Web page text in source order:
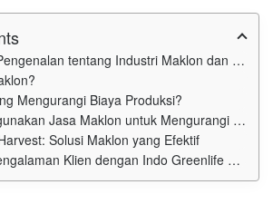
Industri Maklon dan Pentingnya Pengurangan Biaya Produksi
Mengurangi Biaya Produksi?
Jasa Maklon untuk Mengurangi Biaya Produksi
Solusi Maklon yang Efektif
Klien dengan Indo Greenlife Harvest